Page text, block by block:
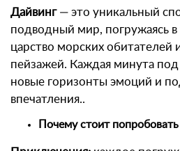
Дайвинг — это уникальный
подводный мир, погружаясь в
царство морских обитателей
пейзажей. Каждая минута
новые горизонты эмоций и
впечатления..
Почему стоит